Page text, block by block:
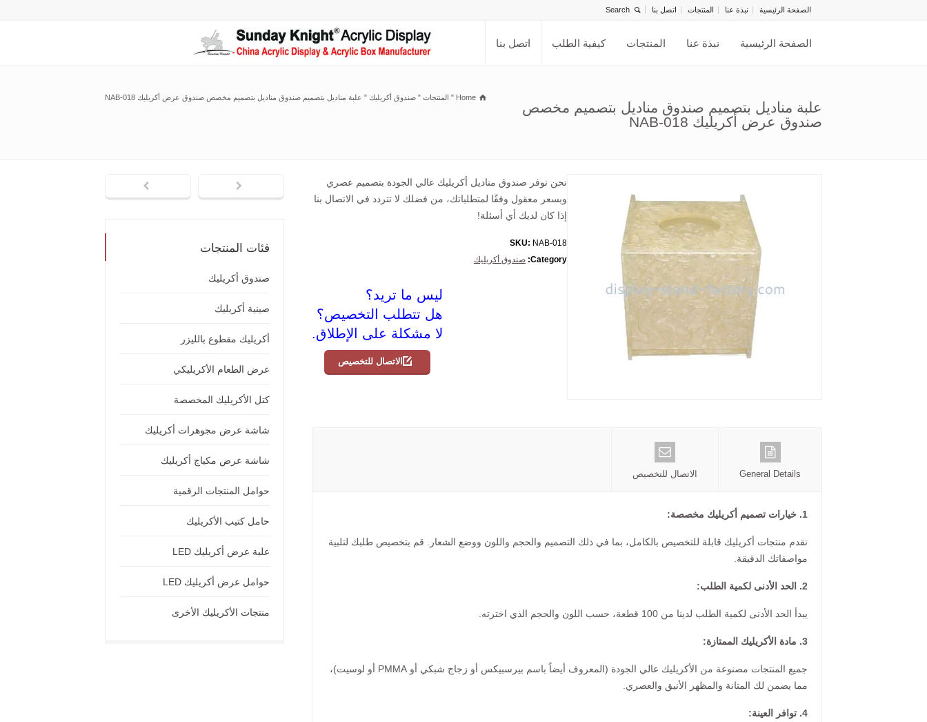
الصفحة الرئيسية نبذة عنا المنتجات اتصل بنا
الصفحة الرئيسية نبذة عنا المنتجات كيفية الطلب اتصل بنا
علبة مناديل بتصميم صندوق مناديل بتصميم مخصص
صندوق عرض أكريليك NAB-018
Home
" المنتجات " صندوق أكريليك " علبة مناديل بتصميم صندوق مناديل بتصميم مخصص صندوق عرض أكريليك NAB-018
نحن نوفر صندوق مناديل أكريليك عالي الجودة بتصميم عصري
وبسعر معقول وفقًا لمتطلباتك، من فضلك لا تتردد في الاتصال بنا
إذا كان لديك أي أسئلة!
SKU: NAB-018
Category: صندوق أكريليك
ليس ما تريد؟
هل تتطلب التخصيص؟
لا مشكلة على الإطلاق.
الاتصال للتخصيص
General Details الاتصال للتخصيص
1. خيارات تصميم أكريليك مخصصة:
نقدم منتجات أكريليك قابلة للتخصيص بالكامل، بما في ذلك التصميم والحجم واللون ووضع الشعار. قم بتخصيص طلبك لتلبية
مواصفاتك الدقيقة.
2. الحد الأدنى لكمية الطلب:
يبدأ الحد الأدنى لكمية الطلب لدينا من 100 قطعة، حسب اللون والحجم الذي اخترته.
3. مادة الأكريليك الممتازة:
جميع المنتجات مصنوعة من الأكريليك عالي الجودة (المعروف أيضاً باسم بيرسبيكس أو زجاج شبكي أو PMMA أو لوسيت)،
مما يضمن لك المتانة والمظهر الأنيق والعصري.
4. توافر العينة:
فئات المنتجات
صندوق أكريليك
صينية أكريليك
أكريليك مقطوع بالليزر
عرض الطعام الأكريليكي
كتل الأكريليك المخصصة
شاشة عرض مجوهرات أكريليك
شاشة عرض مكياج أكريليك
حوامل المنتجات الرقمية
حامل كتيب الأكريليك
علبة عرض أكريليك LED
حوامل عرض أكريليك LED
منتجات الأكريليك الأخرى